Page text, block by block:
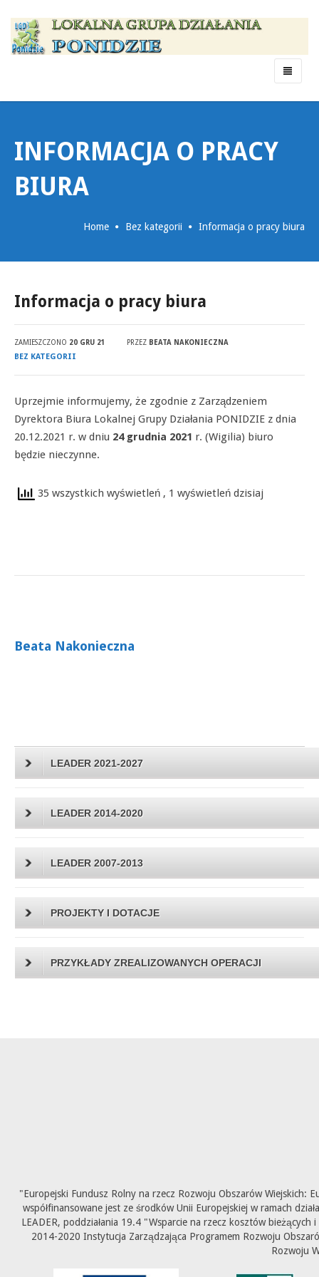
Menu
INFORMACJA O PRACY
BIURA
Home Bez kategorii Informacja o pracy biura
Informacja o pracy biura
ZAMIESZCZONO 20 GRU 21 PRZEZ BEATA NAKONIECZNA
BEZ KATEGORII
Uprzejmie informujemy, że zgodnie z Zarządzeniem
Dyrektora Biura Lokalnej Grupy Działania PONIDZIE z dnia
20.12.2021 r. w dniu 24 grudnia 2021 r. (Wigilia) biuro
będzie nieczynne.
35 wszystkich wyświetleń , 1 wyświetleń dzisiaj
Beata Nakonieczna
LEADER 2021-2027
LEADER 2014-2020
LEADER 2007-2013
PROJEKTY I DOTACJE
PRZYKŁADY ZREALIZOWANYCH OPERACJI
"Europejski Fundusz Rolny na rzecz Rozwoju Obszarów Wiejskich:
współfinansowane jest ze środków Unii Europejskiej w ramach
LEADER, poddziałania 19.4 "Wsparcie na rzecz kosztów
2014-2020 Instytucja Zarządzająca Programem Rozwoju
Rozwoju